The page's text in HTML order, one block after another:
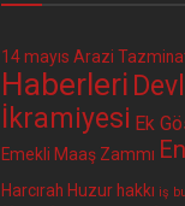
14 mayıs Arazi
Haberleri
İkramiyesi Ek
Emekli Maaş Zammı
Harcırah Huzur hakkı iş